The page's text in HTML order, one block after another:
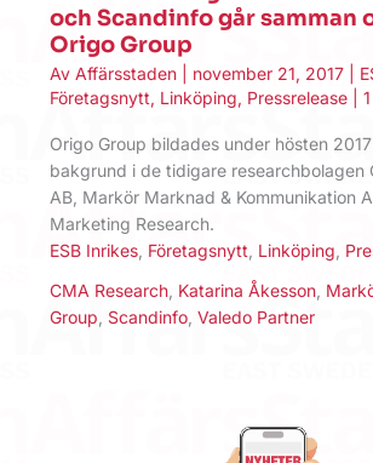
och Scandinfo går samman
Origo Group
Av Affärsstaden november 21, 2017
Företagsnytt, Linköping, Pressrelease
Origo Group bildades under hösten
bakgrund i de tidigare researchbolagen
AB, Markör Marknad & Kommunikation
Marketing Research.
ESB Inrikes Företagsnytt Linköping
CMA Research Katarina Åkesson
Group Scandinfo Valedo Partner